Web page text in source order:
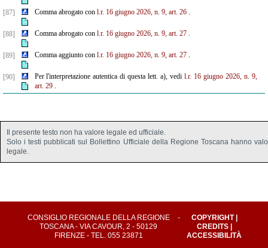
[87] Comma abrogato con l.r. 16 giugno 2026, n. 9, art. 26.
[88] Comma abrogato con l.r. 16 giugno 2026, n. 9, art. 27.
[89] Comma aggiunto con l.r. 16 giugno 2026, n. 9, art. 27.
[90] Per l'interpretazione autentica di questa lett. a), vedil.r. 16 giugno 2026, n. 9,
art. 29.
Il presente testo non ha valore legale ed ufficiale.
Solo i testi pubblicati sul Bollettino Ufficiale della Regione Toscana hanno
legale.
CONSIGLIO REGIONALE DELLA REGIONE
TOSCANA - VIA CAVOUR, 2 - 50129
FIRENZE - TEL. 055 23871
- COPYRIGHT|
CREDITS|
ACCESSIBILITÀ